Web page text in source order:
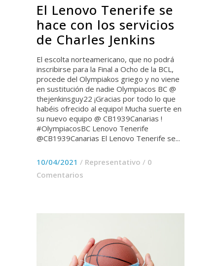
El Lenovo Tenerife se
hace con los servicios
de Charles Jenkins
El escolta norteamericano, que no podrá
inscribirse para la Final a Ocho de la BCL,
procede del Olympiakos griego y no viene
en sustitución de nadie Olympiacos BC @
thejenkinsguy22 ¡Gracias por todo lo que
habéis ofrecido al equipo! Mucha suerte en
su nuevo equipo @ CB1939Canarias !
#OlympiacosBC Lenovo Tenerife
@CB1939Canarias El Lenovo Tenerife se...
10/04/2021 / Representativo / 0
Comentarios